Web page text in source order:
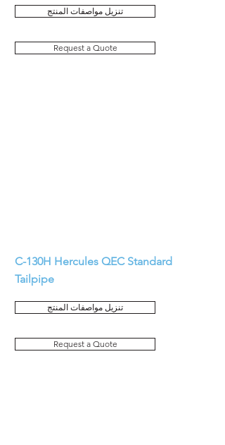
تنزيل مواصفات المنتج
Request a Quote
C-130H Hercules QEC Standard
Tailpipe
تنزيل مواصفات المنتج
Request a Quote